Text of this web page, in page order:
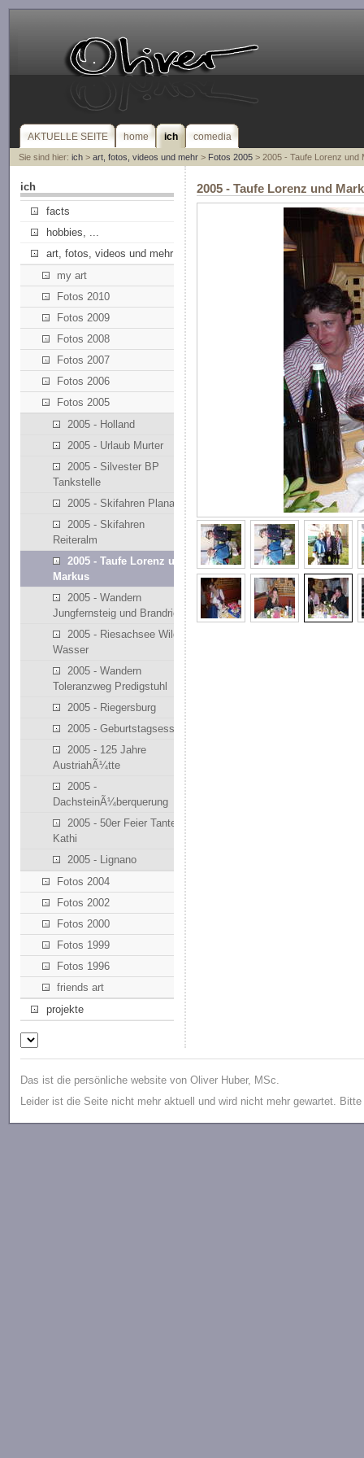
AKTUELLE SEITE home ich comedia
Sie sind hier: ich> art, fotos, videos und mehr> Fotos 2005> 2005 - Taufe Lorenz und
ich
facts
hobbies, ...
art, fotos, videos und mehr
my art
Fotos 2010
Fotos 2009
Fotos 2008
Fotos 2007
Fotos 2006
Fotos 2005
2005 - Holland
2005 - Urlaub Murter
2005 - Silvester BP
Tankstelle
2005 - Skifahren Planai
2005 - Skifahren
Reiteralm
2005 - Taufe Lorenz und
Markus
2005 - Wandern
Jungfernsteig und Brandriedl
2005 - Riesachsee Wilde
Wasser
2005 - Wandern
Toleranzweg Predigstuhl
2005 - Riegersburg
2005 - Geburtstagsessen
2005 - 125 Jahre
AustriahÃ¼tte
2005 -
DachsteinÃ¼berquerung
2005 - 50er Feier Tante
Kathi
2005 - Lignano
Fotos 2004
Fotos 2002
Fotos 2000
Fotos 1999
Fotos 1996
friends art
projekte
2005 - Taufe Lorenz und
Das ist die persönliche website von Oliver Huber, MSc.
Leider ist die Seite nicht mehr aktuell und wird nicht mehr gewartet.